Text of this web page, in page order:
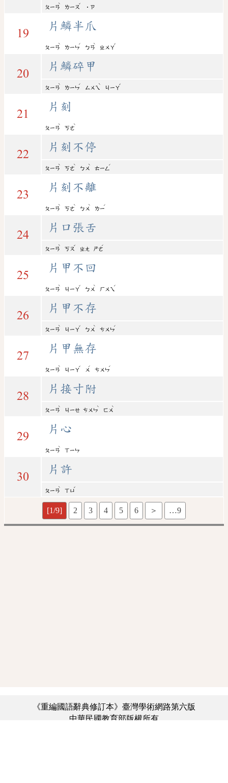
ㄆㄧㄢ
ˋ
ㄌㄧㄡ
ˇ
˙ㄗ
19
片鱗半爪
ㄆㄧㄢ
ˋ
ㄌㄧㄣ
ˊ
ㄅㄢ
ˋ
ㄓㄨㄚ
ˇ
20
片鱗碎甲
ㄆㄧㄢ
ˋ
ㄌㄧㄣ
ˊ
ㄙㄨㄟ
ˋ
ㄐㄧㄚ
ˇ
21
片刻
ㄆㄧㄢ
ˋ
ㄎㄜ
ˋ
22
片刻不停
ㄆㄧㄢ
ˋ
ㄎㄜ
ˋ
ㄅㄨ
ˋ
ㄊㄧㄥ
ˊ
23
片刻不離
ㄆㄧㄢ
ˋ
ㄎㄜ
ˋ
ㄅㄨ
ˋ
ㄌㄧ
ˊ
24
片口張舌
ㄆㄧㄢ
ˋ
ㄎㄡ
ˇ
ㄓㄤ ㄕㄜ
ˊ
25
片甲不回
ㄆㄧㄢ
ˋ
ㄐㄧㄚ
ˇ
ㄅㄨ
ˋ
ㄏㄨㄟ
ˊ
26
片甲不存
ㄆㄧㄢ
ˋ
ㄐㄧㄚ
ˇ
ㄅㄨ
ˋ
ㄘㄨㄣ
ˊ
27
片甲無存
ㄆㄧㄢ
ˋ
ㄐㄧㄚ
ˇ
ㄨ
ˊ
ㄘㄨㄣ
ˊ
28
片接寸附
ㄆㄧㄢ
ˋ
ㄐㄧㄝ ㄘㄨㄣ
ˋ
ㄈㄨ
ˋ
29
片心
ㄆㄧㄢ
ˋ
ㄒㄧㄣ
30
片許
ㄆㄧㄢ
ˋ
ㄒㄩ
ˇ
[1/9] 2 3 4 5 6 ＞ …9
《重編國語辭典修訂本》臺灣學術網路第六版
中華民國教育部版權所有